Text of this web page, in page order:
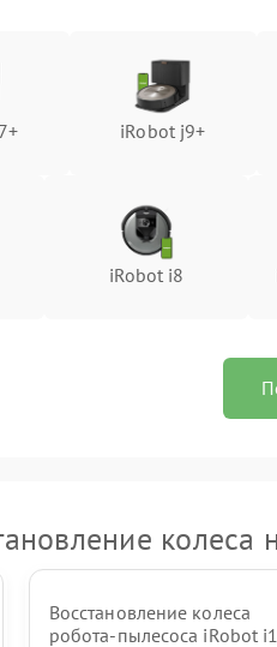
iRobot j9+
iRobot i8
колеса
Восстановление колеса
робота-пылесоса iRobot